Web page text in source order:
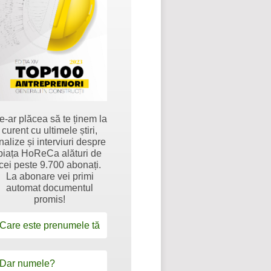
ar plăcea să te ținem la
curent cu ultimele știri,
și interviuri despre
HoReCa alături de
peste 9.700 abonați.
La abonare vei primi
automat documentul
promis!